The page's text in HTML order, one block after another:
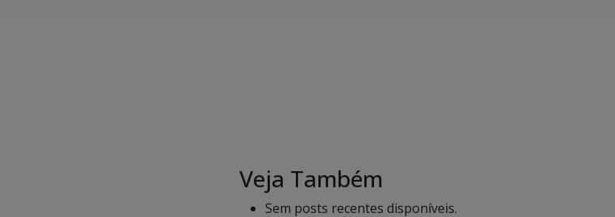
Veja Também
Sem posts recentes disponíveis.